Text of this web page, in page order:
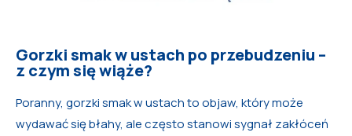
Gorzki smak w ustach po przebudzeniu –
z czym się wiąże?
Poranny, gorzki smak w ustach to objaw, który może
wydawać się błahy, ale często stanowi sygnał zakłóceń